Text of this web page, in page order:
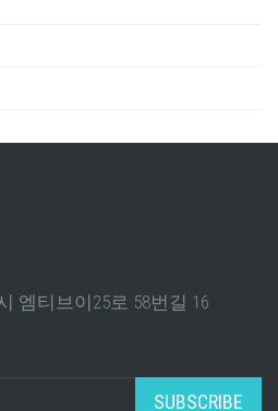
엠티브이25로 58번길 16
SUBSCRIBE